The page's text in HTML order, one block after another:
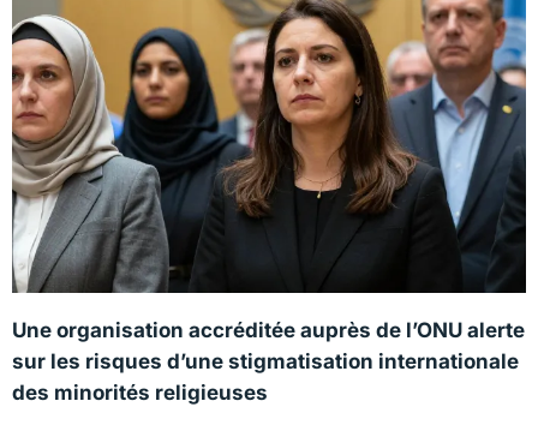
Une organisation accréditée auprès de l’ONU alerte
sur les risques d’une stigmatisation internationale
des minorités religieuses